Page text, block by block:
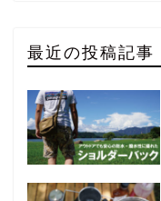
最近の投稿記事